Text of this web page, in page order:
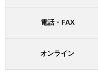
電話・FAX
オンライン